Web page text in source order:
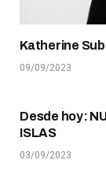
Katherine
09/09/2023
Desde hoy:
ISLAS
03/09/2023